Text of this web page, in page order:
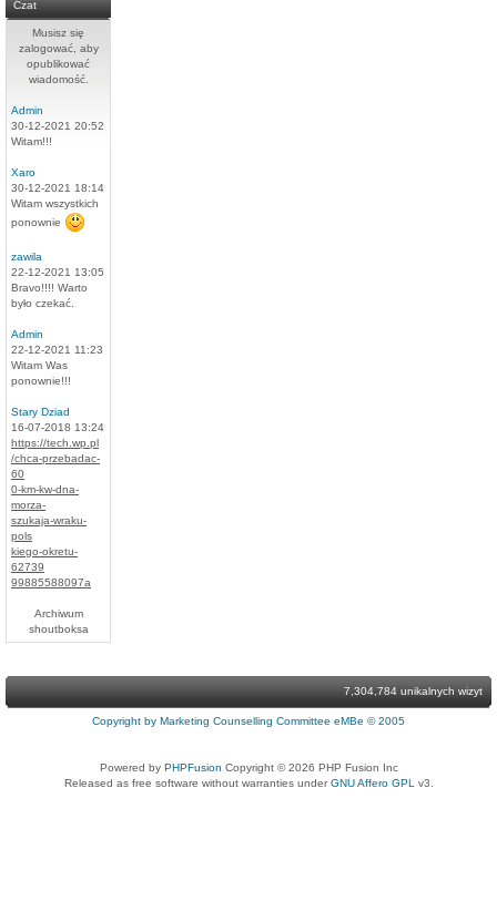
Czat
Musisz się
zalogować, aby
opublikować
wiadomość.
Admin
30-12-2021 20:52
Witam!!!
Xaro
30-12-2021 18:14
Witam wszystkich
ponownie
zawila
22-12-2021 13:05
Bravo!!!! Warto
było czekać.
Admin
22-12-2021 11:23
Witam Was
ponownie!!!
Stary Dziad
16-07-2018 13:24
https://tech.wp.pl
/chca-przebadac-
60
0-km-kw-dna-
morza-
szukaja-wraku-
pols
kiego-okretu-
62739
99885588097a
Archiwum
shoutboksa
7,304,784 unikalnych wizyt
Copyright by Marketing Counselling Committee eMBe © 2005
Powered by PHPFusion Copyright © 2026 PHP Fusion Inc
Released as free software without warranties underGNU Affero GPL v3.